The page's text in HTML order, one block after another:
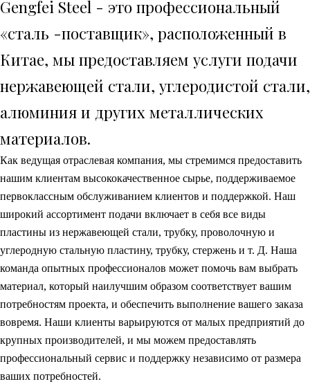
Gengfei Steel - это профессиональный
«сталь -поставщик», расположенный в
Китае, мы предоставляем услуги подачи
нержавеющей стали, углеродистой стали,
алюминия и других металлических
материалов.
Как ведущая отраслевая компания, мы стремимся предоставить
нашим клиентам высококачественное сырье, поддерживаемое
первоклассным обслуживанием клиентов и поддержкой. Наш
широкий ассортимент подачи включает в себя все виды
пластины из нержавеющей стали, трубку, проволочную и
углеродную стальную пластину, трубку, стержень и т. Д. Наша
команда опытных профессионалов может помочь вам выбрать
материал, который наилучшим образом соответствует вашим
потребностям проекта, и обеспечить выполнение вашего заказа
вовремя. Наши клиенты варьируются от малых предприятий до
крупных производителей, и мы можем предоставлять
профессиональный сервис и поддержку независимо от размера
ваших потребностей.